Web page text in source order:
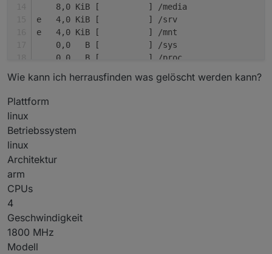
    8,0 KiB [          ] /media
e   4,0 KiB [          ] /srv
e   4,0 KiB [          ] /mnt
    0,0   B [          ] /sys
.   0,0   B [          ] /proc
@   0,0   B [          ]  sbin
Wie kann ich herrausfinden was gelöscht werden kann?
Plattform
linux
Betriebssystem
linux
Architektur
arm
CPUs
4
Geschwindigkeit
1800 MHz
Modell